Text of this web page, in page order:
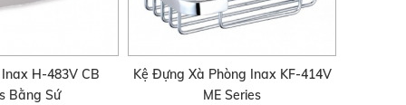
H-483V CB
Bằng Sứ
Kệ Đựng Xà Phòng Inax KF-414V
ME Series